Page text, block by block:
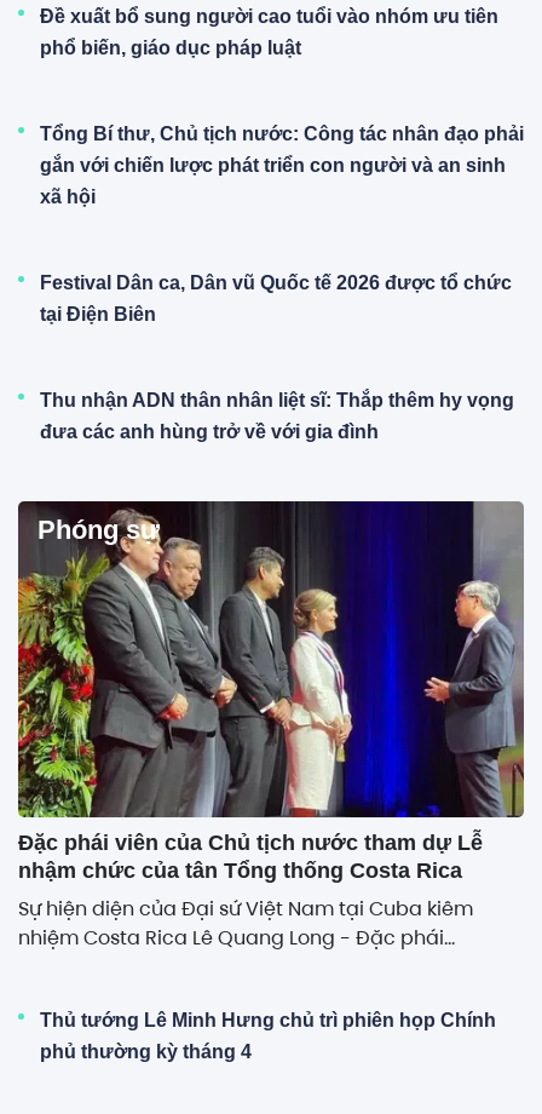
Đề xuất bổ sung người cao tuổi vào nhóm ưu tiên
phổ biến, giáo dục pháp luật
Tổng Bí thư, Chủ tịch nước: Công tác nhân đạo phải
gắn với chiến lược phát triển con người và an sinh
xã hội
Festival Dân ca, Dân vũ Quốc tế 2026 được tổ chức
tại Điện Biên
Thu nhận ADN thân nhân liệt sĩ: Thắp thêm hy vọng
đưa các anh hùng trở về với gia đình
Phóng sự
Đặc phái viên của Chủ tịch nước tham dự Lễ
nhậm chức của tân Tổng thống Costa Rica
Sự hiện diện của Đại sứ Việt Nam tại Cuba kiêm
nhiệm Costa Rica Lê Quang Long - Đặc phái...
Thủ tướng Lê Minh Hưng chủ trì phiên họp Chính
phủ thường kỳ tháng 4